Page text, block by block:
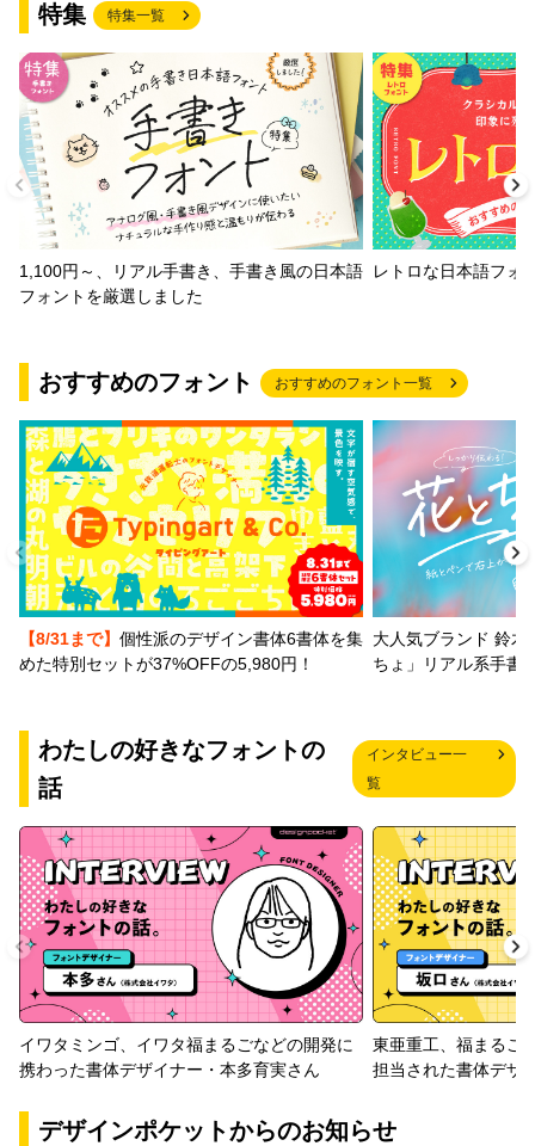
特集 特集一覧
1,100円～、リアル手書き、手書き風の日本語
フォントを厳選しました
レトロな日本語フォ
おすすめのフォント おすすめのフォント一覧
【8/31まで】 個性派のデザイン書体6書体を集
めた特別セットが37%OFFの5,980円！
大人気ブランド 鈴木
ちょ」リアル系手書
わたしの好きなフォントの
話
インタビュー一
覧
イワタミンゴ、イワタ福まるごなどの開発に
携わった書体デザイナー・本多育実さん
東亜重工、福まるご
担当された書体デザ
デザインポケットからのお知らせ